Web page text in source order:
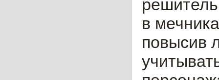
в
повысив